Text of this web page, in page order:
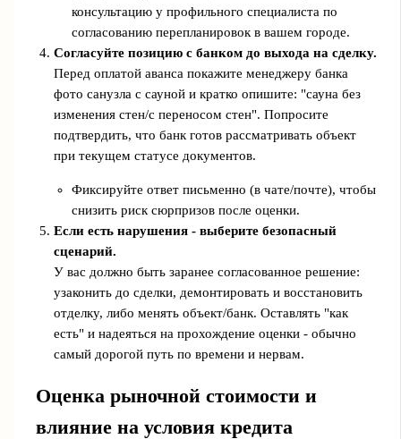
консультацию у профильного специалиста по
согласованию перепланировок в вашем городе.
Согласуйте позицию с банком до выхода на сделку.
Перед оплатой аванса покажите менеджеру банка
фото санузла с сауной и кратко опишите: "сауна без
изменения стен/с переносом стен". Попросите
подтвердить, что банк готов рассматривать объект
при текущем статусе документов.
Фиксируйте ответ письменно (в чате/почте), чтобы
снизить риск сюрпризов после оценки.
Если есть нарушения - выберите безопасный
сценарий.
У вас должно быть заранее согласованное решение:
узаконить до сделки, демонтировать и восстановить
отделку, либо менять объект/банк. Оставлять "как
есть" и надеяться на прохождение оценки - обычно
самый дорогой путь по времени и нервам.
Оценка рыночной стоимости и
влияние на условия кредита